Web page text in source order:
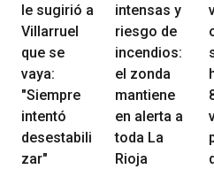
le sugirió a
Villarruel
que se
vaya:
"Siempre
intentó
desestabili
zar"
intensas y
riesgo de
incendios:
el zonda
mantiene
en alerta a
toda La
Rioja